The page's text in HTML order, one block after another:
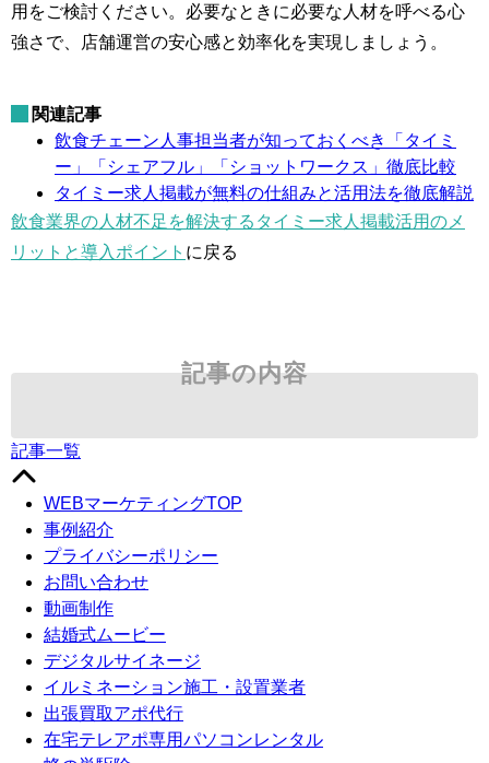
用をご検討ください。必要なときに必要な人材を呼べる心
強さで、店舗運営の安心感と効率化を実現しましょう。
関連記事
飲食チェーン人事担当者が知っておくべき「タイミ
ー」「シェアフル」「ショットワークス」徹底比較
タイミー求人掲載が無料の仕組みと活用法を徹底解説
飲食業界の人材不足を解決するタイミー求人掲載活用のメ
リットと導入ポイント に戻る
記事の内容
記事一覧
WEBマーケティングTOP
事例紹介
プライバシーポリシー
お問い合わせ
動画制作
結婚式ムービー
デジタルサイネージ
イルミネーション施工・設置業者
出張買取アポ代行
在宅テレアポ専用パソコンレンタル